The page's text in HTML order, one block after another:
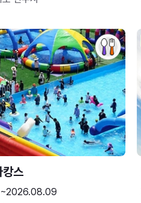
캉스